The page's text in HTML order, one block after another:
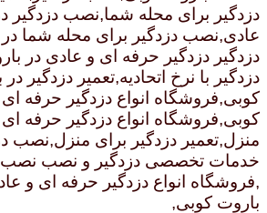
دزدگیر برای محله شما,نصب دزدگیر
عادی,نصب دزدگیر برای محله شما
دزدگیر دزدگیر حرفه ای و عادی در
دزدگیر با نرخ اتحادیه,تعمیر دزدگیر
کوبی,فروشگاه انواع دزدگیر حرفه
کوبی,فروشگاه انواع دزدگیر حرفه
منزل,تعمیر دزدگیر برای منزل,نصب
خدمات تخصصی دزدگیر و نصب نصب
,فروشگاه انواع دزدگیر حرفه ای و
باروت کوبی,